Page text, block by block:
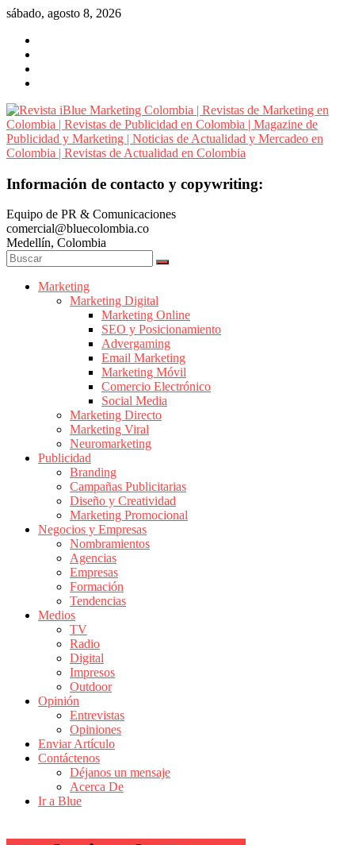
Saltar
contenido
sábado, agosto 8, 2026
Revista
Marketing
Colombia
|
Revistas
Marketing
Publicidad
Colombia
Magazine
Publicidad
Marketing
Noticias
Actualidad
Mercadeo
Colombia
Revistas
Actualidad
Colombia
iBlue
Información de contacto y copywriting:
Equipo de PR & Comunicaciones
comercial@bluecolombia.co
Medellín, Colombia
Marketing
Marketing Digital
Marketing Online
SEO y Posicionamiento
Advergaming
Email Marketing
Marketing Móvil
Comercio Electrónico
Social Media
Marketing Directo
Marketing Viral
Neuromarketing
Publicidad
Branding
Campañas Publicitarias
Diseño y Creatividad
Marketing Promocional
Negocios y Empresas
Nombramientos
Agencias
Empresas
Formación
Tendencias
Medios
TV
Radio
Digital
Impresos
Outdoor
Opinión
Entrevistas
Opiniones
Enviar Artículo
Contáctenos
Déjanos un mensaje
Acerca De
Ir a Blue